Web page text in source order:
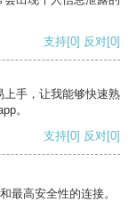
支持[0] 反对[0]
手，让我能够快速熟
。
支持[0] 反对[0]
最高安全性的连接。